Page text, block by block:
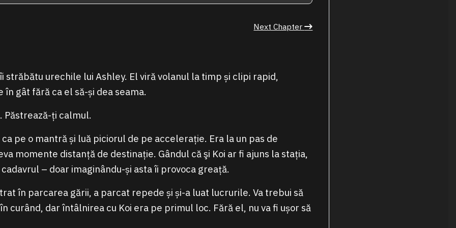
Next Chapter
străbătu urechile lui Ashley. El viră volanul la timp și clipi rapid,
gât fără ca el să-și dea seama.
Păstrează-ți calmul.
pe o mantră și luă piciorul de pe accelerație. Era la un pas de
momente distanță de destinație. Gândul că şi Koi ar fi ajuns la stația,
– doar imaginându-și asta îi provoca greață.
în parcarea gării, a parcat repede și și-a luat lucrurile. Va trebui să
curând, dar întâlnirea cu Koi era pe primul loc. Fără el, nu va fi ușor să